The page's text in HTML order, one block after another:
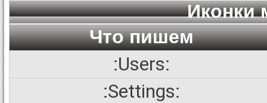
Иконки
Что пишем
:Users:
:Settings: